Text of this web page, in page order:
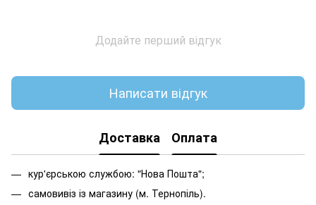
Додайте перший відгук
Написати відгук
Доставка Оплата
кур'єрською службою: "Нова Пошта";
самовивіз із магазину (м. Тернопіль).